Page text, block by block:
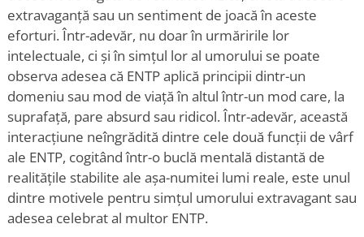
extravaganță sau un sentiment de joacă în aceste
eforturi. Într-adevăr, nu doar în urmăririle lor
intelectuale, ci și în simțul lor al umorului se poate
observa adesea că ENTP aplică principii dintr-un
domeniu sau mod de viață în altul într-un mod care, la
suprafață, pare absurd sau ridicol. Într-adevăr, această
interacțiune neîngrădită dintre cele două funcții de vârf
ale ENTP, cogitând într-o buclă mentală distantă de
realitățile stabilite ale așa-numitei lumi reale, este unul
dintre motivele pentru simțul umorului extravagant sau
adesea celebrat al multor ENTP.